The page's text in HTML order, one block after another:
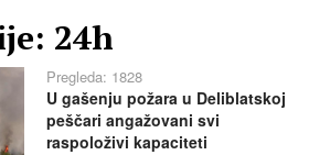
24h
Pregleda: 1828
U gašenju požara u Deliblatskoj
peščari angažovani svi
raspoloživi kapaciteti